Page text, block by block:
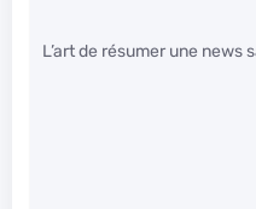
L’art de résumer une news